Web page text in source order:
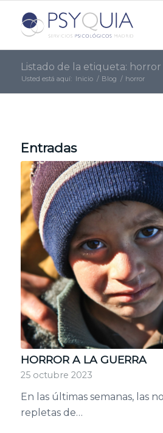
Listado de la etiqueta: horror
Usted está aquí: Inicio / Blog / horror
Entradas
HORROR A LA GUERRA
25 octubre 2023
En las últimas semanas, las
repletas de…